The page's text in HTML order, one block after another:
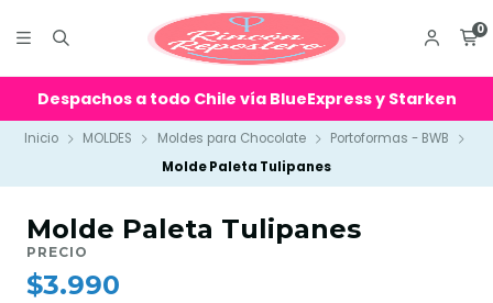
0
Despachos a todo Chile vía BlueExpress y Starken
Inicio MOLDES Moldes para Chocolate
Portoformas - BWB
Molde Paleta Tulipanes
Molde Paleta Tulipanes
PRECIO
$3.990